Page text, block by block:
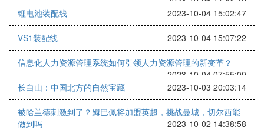
锂电池装配线
2023-10-04 15:02:47
VS1装配线 2023-10-04 15:07:22
信息化人力资源管理系统如何引领人力资源管理的新变革？
2023-10-04 07:55:00
长白山：中国北方的自然宝藏
2023-10-03 20:03:14
被哈兰德刺激到了？姆巴佩将加盟英超，挑战曼城，切尔西能
做到吗
2023-10-02 14:38:58